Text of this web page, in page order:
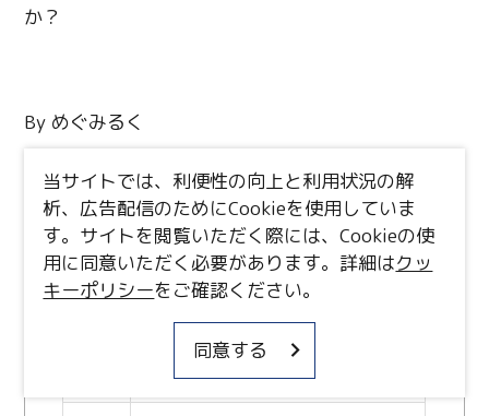
か？
By めぐみるく
料
固定種の野菜セット（6～10品
目が目安） ￥2,160 ※5回
分、10回分がセットになった
商品もあります。
当サイトでは、利便性の向上と利用状況の解
析、広告配信のためにCookieを使用していま
す。サイトを閲覧いただく際には、Cookieの使
用に同意いただく必要があります。詳細はクッ
キーポリシーをご確認ください。
同意する